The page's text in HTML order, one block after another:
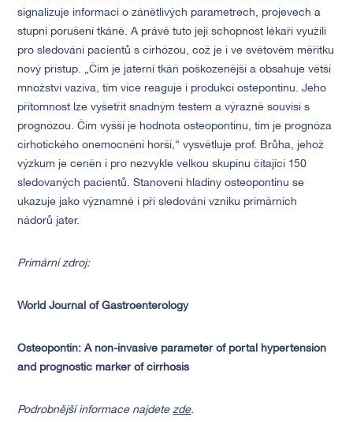
signalizuje informaci o zánětlivých parametrech, projevech a
stupni porušení tkáně. A právě tuto její schopnost lékaři využili
pro sledování pacientů s cirhózou, což je i ve světovém měřítku
nový přístup. „Čím je jaterní tkáň poškozenější a obsahuje větší
množství vaziva, tím více reaguje i produkcí ostepontinu. Jeho
přítomnost lze vyšetřit snadným testem a výrazně souvisí s
prognózou. Čím vyšší je hodnota osteopontinu, tím je prognóza
cirhotického onemocnění horší,“ vysvětluje prof. Brůha, jehož
výzkum je ceněn i pro nezvykle velkou skupinu čítající 150
sledovaných pacientů. Stanovení hladiny osteopontinu se
ukazuje jako významné i při sledování vzniku primárních
nádorů jater.
Primární zdroj:
World Journal of Gastroenterology
Osteopontin: A non-invasive parameter of portal hypertension
and prognostic marker of cirrhosis
Podrobnější informace najdetezde.